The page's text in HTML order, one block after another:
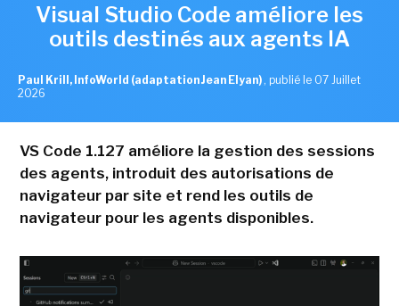
Visual Studio Code améliore les
outils destinés aux agents IA
Paul Krill, InfoWorld (adaptation Jean Elyan) , publié le 07 Juillet
2026
VS Code 1.127 améliore la gestion des sessions
des agents, introduit des autorisations de
navigateur par site et rend les outils de
navigateur pour les agents disponibles.